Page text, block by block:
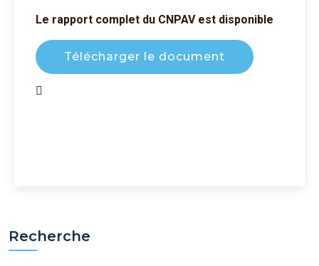
Le rapport complet du CNPAV est disponible
Télécharger le document
Recherche